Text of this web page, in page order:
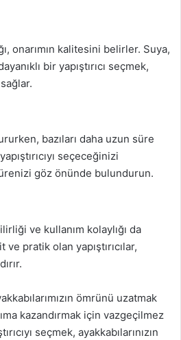
onarımın kalitesini belirler. Suya,
bir yapıştırıcı seçmek,
bazıları daha uzun süre
seçeceğinizi
göz önünde bulundurun.
ve kullanım kolaylığı da
ve pratik olan yapıştırıcılar,
ömrünü uzatmak
kazandırmak için vazgeçilmez
seçmek, ayakkabılarınızın